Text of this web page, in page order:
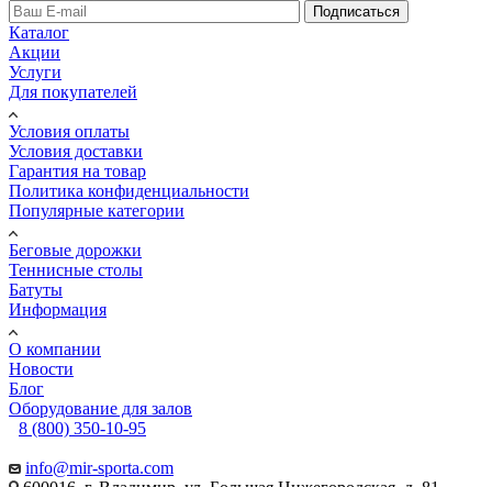
Подписаться
Каталог
Акции
Услуги
Для покупателей
Условия оплаты
Условия доставки
Гарантия на товар
Политика конфиденциальности
Популярные категории
Беговые дорожки
Теннисные столы
Батуты
Информация
О компании
Новости
Блог
Оборудование для залов
8 (800) 350-10-95
info@mir-sporta.com